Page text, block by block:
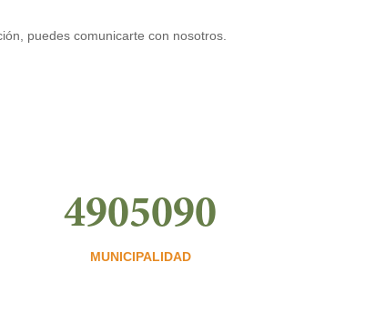
puedes comunicarte con nosotros.
4905090
MUNICIPALIDAD